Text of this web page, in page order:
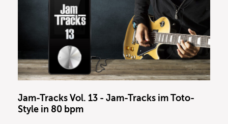
Jam-Tracks Vol. 13 - Jam-Tracks im Toto-
Style in 80 bpm